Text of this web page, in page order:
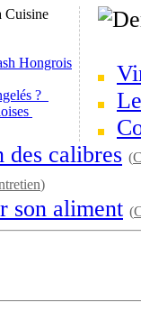
Hongrois
?
des calibres (
)
son aliment (